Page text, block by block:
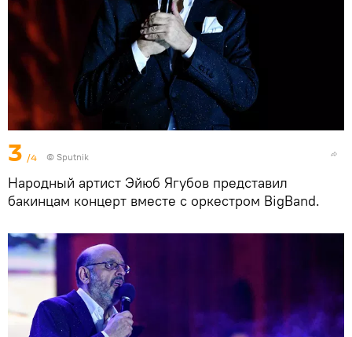
3 /4 © Sputnik
Народный артист Эйюб Ягубов представил
бакинцам концерт вместе с оркестром BigBand.